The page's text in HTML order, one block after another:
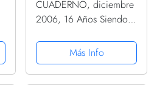
CUADERNO, diciembre
2006, 16 Años Siendo
cumpleaños para
mujeres y hombres,
ideas de 16 cumpleaños
Más Info